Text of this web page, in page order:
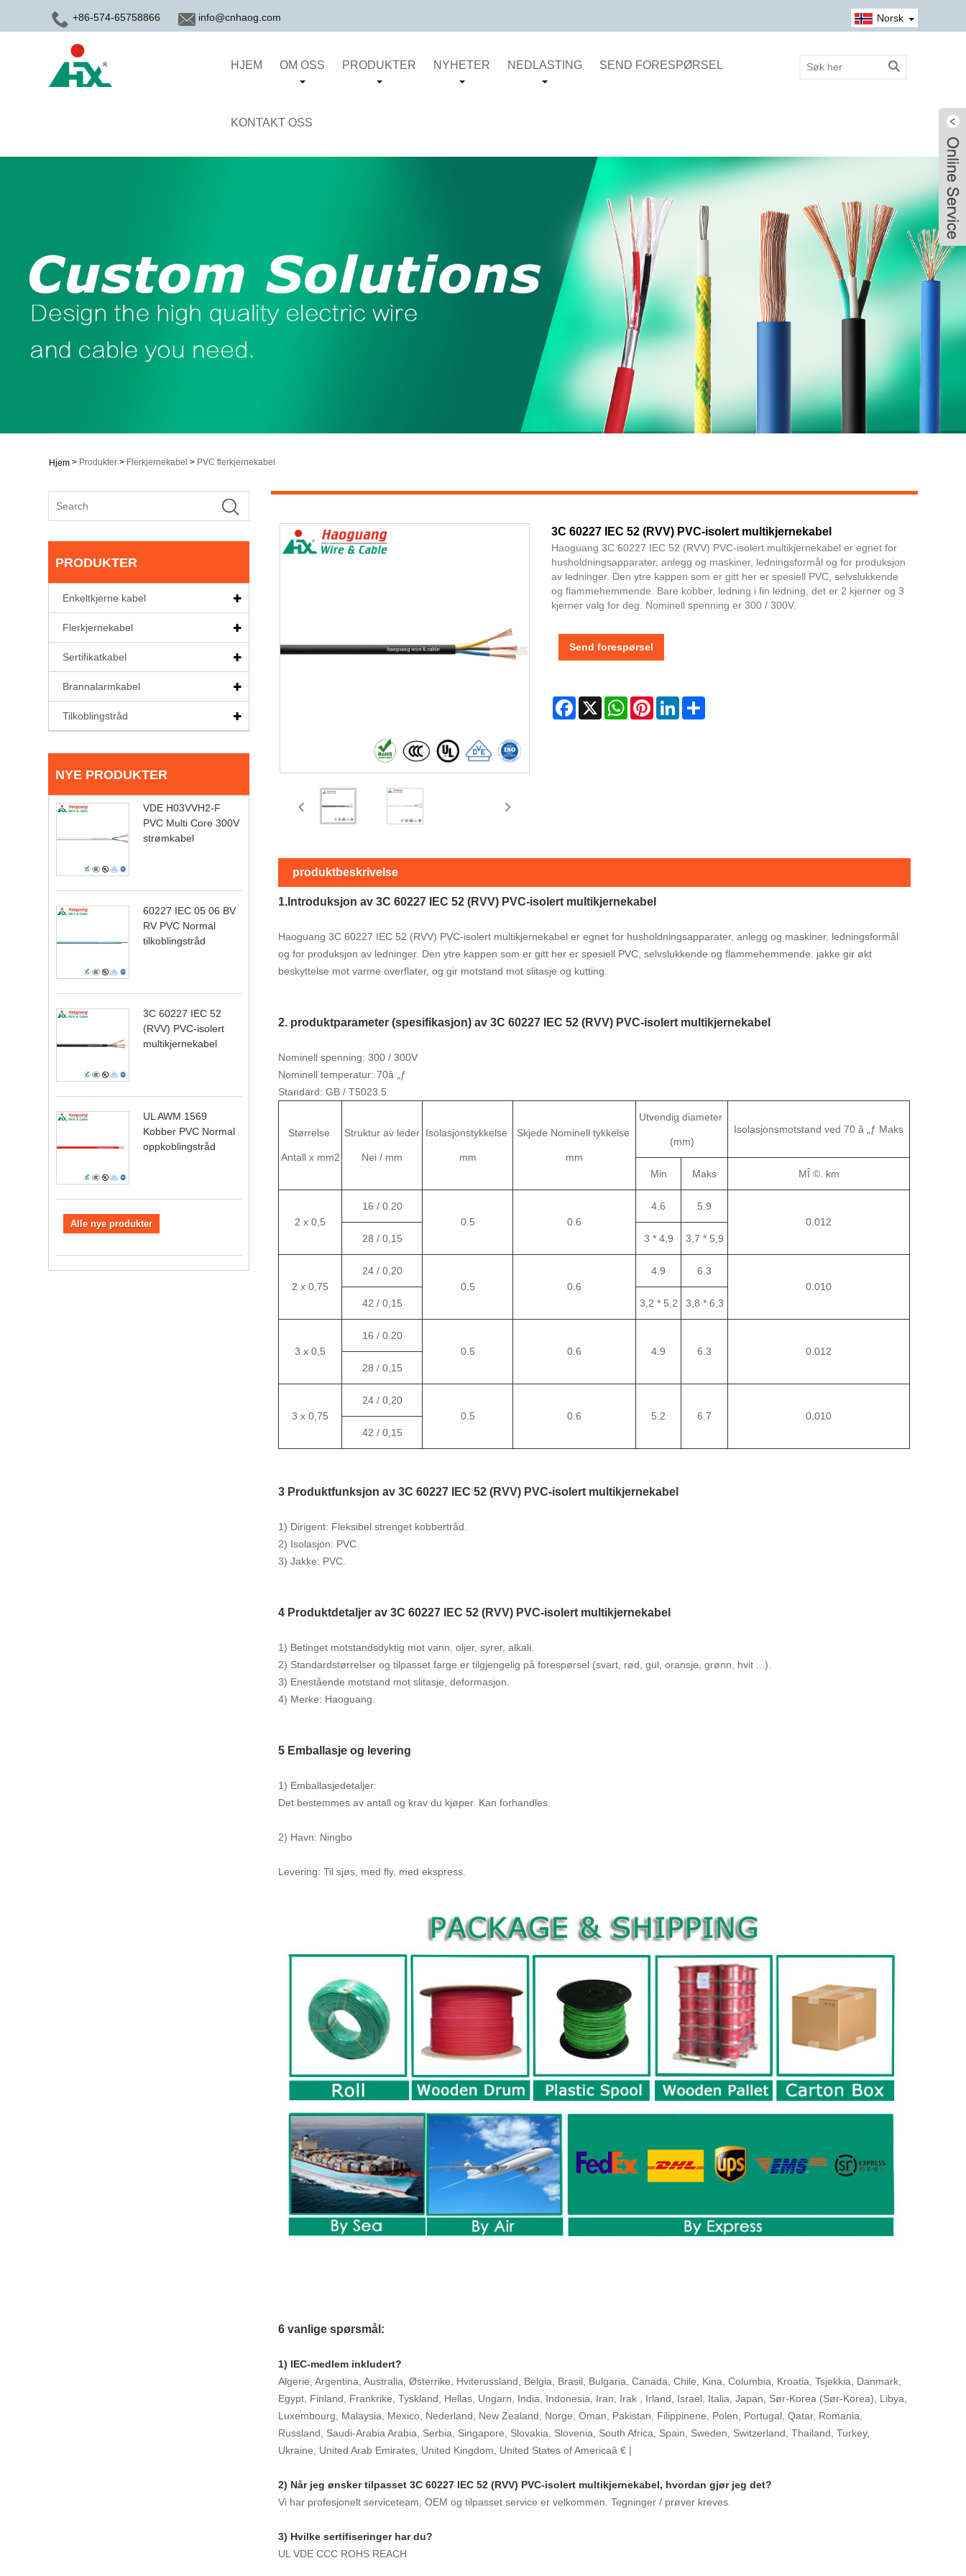
+86-574-65758866 info@cnhaog.com Norsk‎
HJEM OM OSS PRODUKTER NYHETER NEDLASTING SEND FORESPØRSEL
KONTAKT OSS
Hjem > Produkter > Flerkjernekabel > PVC flerkjernekabel
PRODUKTER
Enkeltkjerne kabel
Flerkjernekabel
Sertifikatkabel
Brannalarmkabel
Tilkoblingstråd
NYE PRODUKTER
VDE H03VVH2-F
PVC Multi Core 300V
strømkabel
60227 IEC 05 06 BV
RV PVC Normal
tilkoblingstråd
3C 60227 IEC 52
(RVV) PVC-isolert
multikjernekabel
UL AWM 1569
Kobber PVC Normal
oppkoblingstråd
Alle nye produkter
3C 60227 IEC 52 (RVV) PVC-isolert multikjernekabel
Haoguang 3C 60227 IEC 52 (RVV) PVC-isolert multikjernekabel er egnet for
husholdningsapparater, anlegg og maskiner, ledningsformål og for produksjon
av ledninger. Den ytre kappen som er gitt her er spesiell PVC, selvslukkende
og flammehemmende. Bare kobber, ledning i fin ledning, det er 2 kjerner og 3
kjerner valg for deg. Nominell spenning er 300 / 300V.
Send forespørsel
Facebook
X WhatsAppPinterestLinkedIn
produktbeskrivelse
1.Introduksjon av 3C 60227 IEC 52 (RVV) PVC-isolert multikjernekabel
Haoguang 3C 60227 IEC 52 (RVV) PVC-isolert multikjernekabel er egnet for husholdningsapparater, anlegg og maskiner, ledningsformål
og for produksjon av ledninger. Den ytre kappen som er gitt her er spesiell PVC, selvslukkende og flammehemmende. jakke gir økt
beskyttelse mot varme overflater, og gir motstand mot slitasje og kutting.
2. produktparameter (spesifikasjon) av 3C 60227 IEC 52 (RVV) PVC-isolert multikjernekabel
Nominell spenning: 300 / 300V
Nominell temperatur: 70â „ƒ
Standard: GB / T5023.5
Størrelse
Antall x mm2
Struktur av leder
Nei / mm
Isolasjonstykkelse
mm
Skjede Nominell tykkelse
mm
Utvendig diameter
(mm)
Isolasjonsmotstand ved 70 â „ƒ Maks
Min Maks MÎ ©. km
2 x 0,5
16 / 0.20
0.5
0.6
4.6
5.9
0.012
28 / 0,15
3 * 4,9 3,7 * 5,9
2 x 0,75
24 / 0,20
0.5
0.6
4.9
6.3
0.010
42 / 0,15
3,2 * 5,2 3,8 * 6,3
3 x 0,5
16 / 0.20
0.5
0.6 4.9 6.3
0.012
28 / 0,15
3 x 0,75
24 / 0,20
0.5
0.6 5.2 6.7 0.010
42 / 0,15
3 Produktfunksjon av 3C 60227 IEC 52 (RVV) PVC-isolert multikjernekabel
1) Dirigent: Fleksibel strenget kobbertråd.
2) Isolasjon: PVC.
3) Jakke: PVC.
4 Produktdetaljer av 3C 60227 IEC 52 (RVV) PVC-isolert multikjernekabel
1) Betinget motstandsdyktig mot vann, oljer, syrer, alkali.
2) Standardstørrelser og tilpasset farge er tilgjengelig på forespørsel (svart, rød, gul, oransje, grønn, hvit ...).
3) Enestående motstand mot slitasje, deformasjon.
4) Merke: Haoguang.
5 Emballasje og levering
1) Emballasjedetaljer:
Det bestemmes av antall og krav du kjøper. Kan forhandles.
2) Havn: Ningbo
Levering: Til sjøs, med fly, med ekspress.
6 vanlige spørsmål:
1) IEC-medlem inkludert?
Algerie, Argentina, Australia, Østerrike, Hviterussland, Belgia, Brasil, Bulgaria, Canada, Chile, Kina, Columbia, Kroatia, Tsjekkia, Danmark,
Egypt, Finland, Frankrike, Tyskland, Hellas, Ungarn, India, Indonesia, Iran, Irak , Irland, Israel, Italia, Japan, Sør-Korea (Sør-Korea), Libya,
Luxembourg, Malaysia, Mexico, Nederland, New Zealand, Norge, Oman, Pakistan, Filippinene, Polen, Portugal, Qatar, Romania,
Russland, Saudi-Arabia Arabia, Serbia, Singapore, Slovakia, Slovenia, South Africa, Spain, Sweden, Switzerland, Thailand, Turkey,
Ukraine, United Arab Emirates, United Kingdom, United States of Americaâ € |
2) Når jeg ønsker tilpasset 3C 60227 IEC 52 (RVV) PVC-isolert multikjernekabel, hvordan gjør jeg det?
Vi har profesjonelt serviceteam, OEM og tilpasset service er velkommen. Tegninger / prøver kreves.
3) Hvilke sertifiseringer har du?
UL VDE CCC ROHS REACH